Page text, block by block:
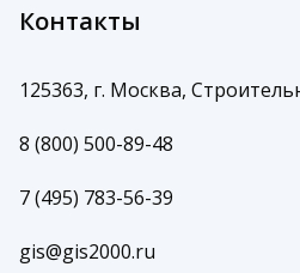
Контакты
125363, г. Москва,
8 (800) 500-89-48
7 (495) 783-56-39
gis@gis2000.ru